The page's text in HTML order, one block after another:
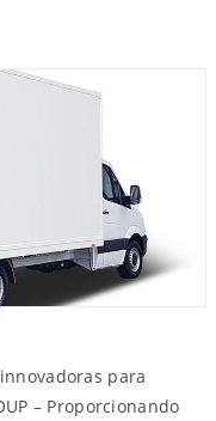
para
– Proporcionando